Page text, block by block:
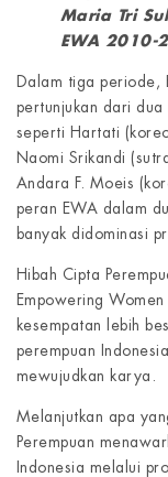
Maria Tri
EWA 2010-
Dalam tiga periode,
pertunjukan dari dua
seperti Hartati
Naomi Srikandi
Andara F. Moeis
peran EWA dalam
banyak didominasi
Hibah Cipta
Empowering
kesempatan lebih
perempuan
mewujudkan karya.
Melanjutkan apa
Perempuan
Indonesia melalui